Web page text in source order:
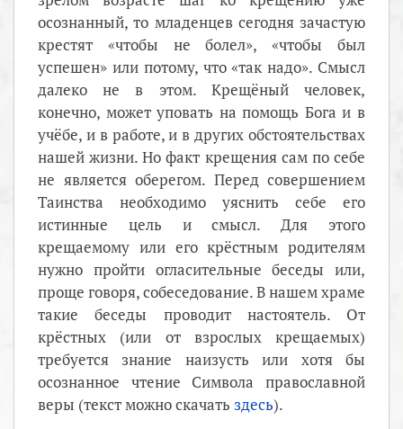
осознанный, то младенцев сегодня зачастую
крестят «чтобы не болел», «чтобы был
успешен» или потому, что «так надо». Смысл
далеко не в этом. Крещёный человек,
конечно, может уповать на помощь Бога и в
учёбе, и в работе, и в других обстоятельствах
нашей жизни. Но факт крещения сам по себе
не является оберегом. Перед совершением
Таинства необходимо уяснить себе его
истинные цель и смысл. Для этого
крещаемому или его крёстным родителям
нужно пройти огласительные беседы или,
проще говоря, собеседование. В нашем храме
такие беседы проводит настоятель. От
крёстных (или от взрослых крещаемых)
требуется знание наизусть или хотя бы
осознанное чтение Символа православной
веры (текст можно скачать здесь).